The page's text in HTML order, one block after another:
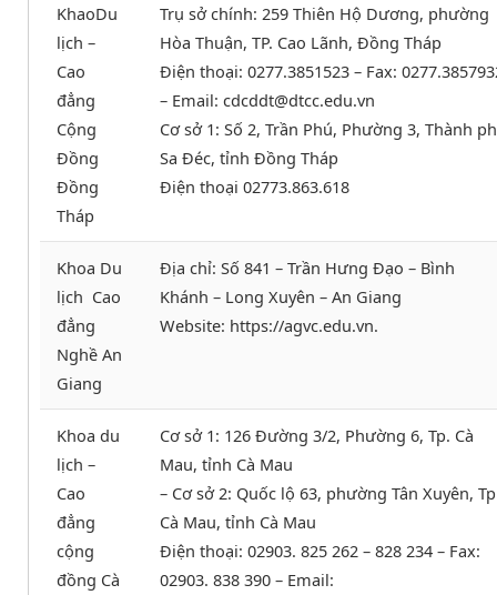
KhaoDu
lịch –
Cao
đẳng
Cộng
Đồng
Đồng
Tháp
Trụ sở chính: 259 Thiên Hộ Dương, phường
Hòa Thuận, TP. Cao Lãnh, Đồng Tháp
Điện thoại: 0277.3851523 – Fax:
– Email: cdcddt@dtcc.edu.vn
Cơ sở 1: Số 2, Trần Phú, Phường 3, Thành
Sa Đéc, tỉnh Đồng Tháp
Điện thoại 02773.863.618
Khoa Du
lịch Cao
đẳng
Nghề An
Giang
Địa chỉ: Số 841 – Trần Hưng Đạo – Bình
Khánh – Long Xuyên – An Giang
Website: https://agvc.edu.vn.
Khoa du
lịch –
Cao
đẳng
cộng
đồng Cà
Cơ sở 1: 126 Đường 3/2, Phường 6, Tp. Cà
Mau, tỉnh Cà Mau
– Cơ sở 2: Quốc lộ 63, phường Tân Xuyên,
Cà Mau, tỉnh Cà Mau
Điện thoại: 02903. 825 262 – 828 234 – Fax:
02903. 838 390 – Email: